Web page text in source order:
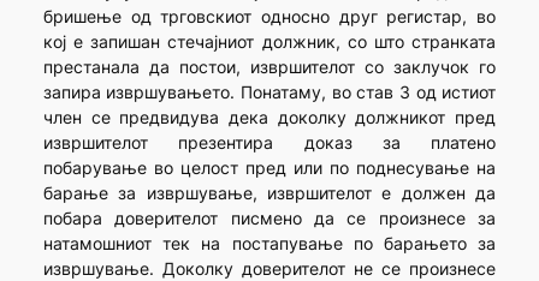
бришење од трговскиот односно друг регистар, во
кој е запишан стечајниот должник, со што странката
престанала да постои, извршителот со заклучок го
запира извршувањето. Понатаму, во став 3 од истиот
член се предвидува дека доколку должникот пред
извршителот презентира доказ за платено
побарување во целост пред или по поднесување на
барање за извршување, извршителот е должен да
побара доверителот писмено да се произнесе за
натамошниот тек на постапување по барањето за
извршување. Доколку доверителот не се произнесе